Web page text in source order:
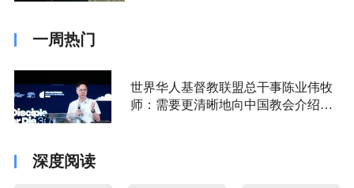
一周热门
世界华人基督教联盟总干事陈业伟牧
师：需要更清晰地向中国教会介绍福
深度阅读